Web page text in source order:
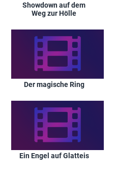
Showdown auf dem
Weg zur Hölle
Der magische Ring
Ein Engel auf Glatteis